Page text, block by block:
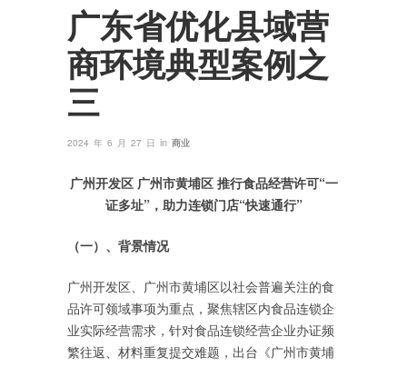
广东省优化县域营
商环境典型案例之
三
2024 年 6 月 27 日 in 商业
广州开发区 广州市黄埔区 推行食品经营许可“一
证多址”，助力连锁门店“快速通行”
（一）、背景情况
广州开发区、广州市黄埔区以社会普遍关注的食
品许可领域事项为重点，聚焦辖区内食品连锁企
业实际经营需求，针对食品连锁经营企业办证频
繁往返、材料重复提交难题，出台《广州市黄埔